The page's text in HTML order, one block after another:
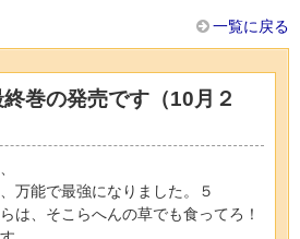
一覧に戻る
巻の発売です（10月２
万能で最強になりました。５
は、そこらへんの草でも食ってろ！